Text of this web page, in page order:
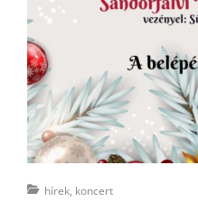
Categories
hírek, koncert